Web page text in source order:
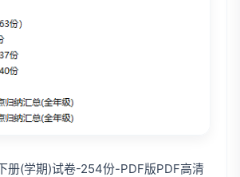
册(学期)试卷-254份-PDF版PDF高清